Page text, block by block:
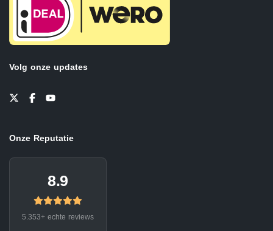
Volg onze updates
Onze Reputatie
8.9
5.353+ echte reviews